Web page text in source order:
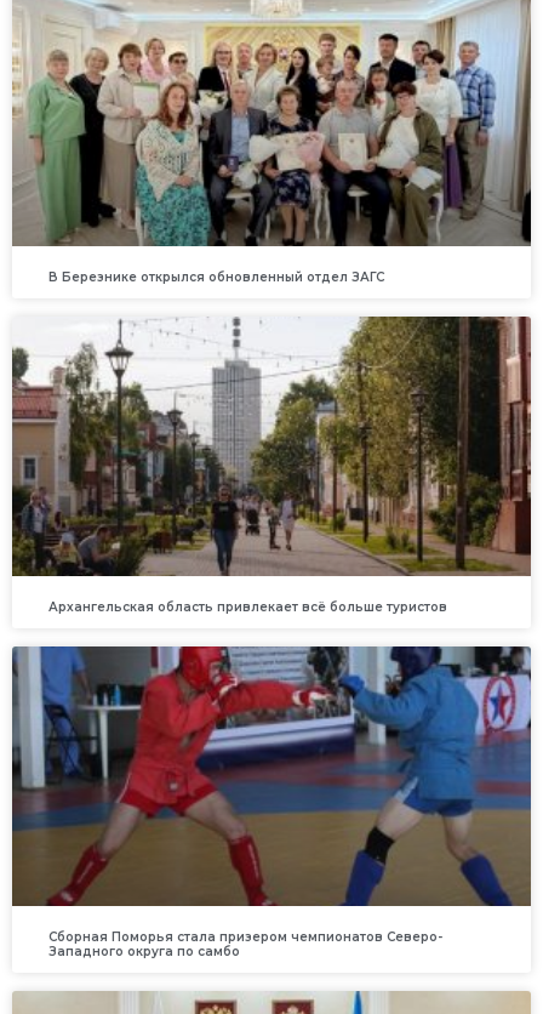
В Березнике открылся обновленный отдел ЗАГС
Архангельская область привлекает всё больше туристов
Сборная Поморья стала призером чемпионатов Северо-
Западного округа по самбо